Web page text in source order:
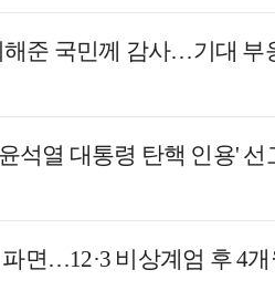
준 국민께 감사…기대 부
석열 대통령 탄핵 인용' 선
면…12·3 비상계엄 후 4